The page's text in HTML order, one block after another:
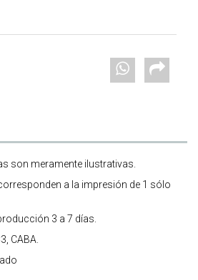
son meramente ilustrativas.
a la impresión de 1 sólo
3 a 7 días.
CABA.